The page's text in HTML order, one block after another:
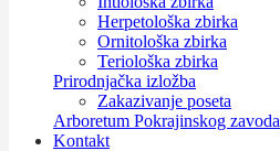
Herpetološka zbirka
Ornitološka zbirka
Teriološka zbirka
Prirodnjačka izložba
Zakazivanje poseta
Arboretum Pokrajinskog zavoda
Kontakt